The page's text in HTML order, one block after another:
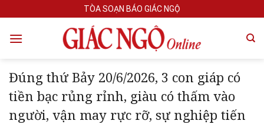
to
content
TÒA SOẠN BÁO GIÁC NGỘ
Đúng thứ Bảy 20/6/2026, 3 con giáp có
tiền bạc rủng rỉnh, giàu có thấm vào
người, vận may rực rỡ, sự nghiệp tiến